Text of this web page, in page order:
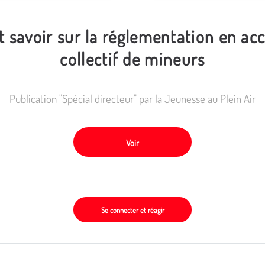
savoir sur la réglementation en
collectif de mineurs
Publication "Spécial directeur" par la Jeunesse au Plein Air
Voir
Se connecter et réagir